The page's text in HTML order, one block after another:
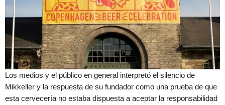
Los medios y el público en general interpretó el silencio de
Mikkeller y la respuesta de su fundador como una prueba de que
esta cervecería no estaba dispuesta a aceptar la responsabilidad